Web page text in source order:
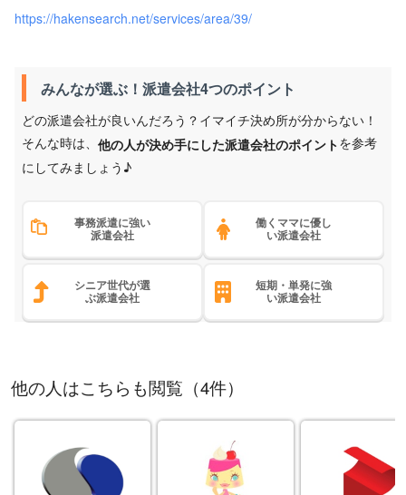
https://hakensearch.net/services/area/39/
みんなが選ぶ！派遣会社4つのポイント
どの派遣会社が良いんだろう？イマイチ決め所が分からない！
そんな時は、 他の人が決め手にした派遣会社のポイントを参考
にしてみましょう♪
事務派遣に強い
派遣会社
働くママに優し
い派遣会社
シニア世代が選
ぶ派遣会社
短期・単発に強
い派遣会社
他の人はこちらも閲覧（4件）